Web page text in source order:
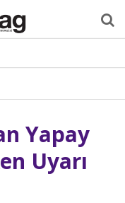
İletişim
Yapay
Uyarı